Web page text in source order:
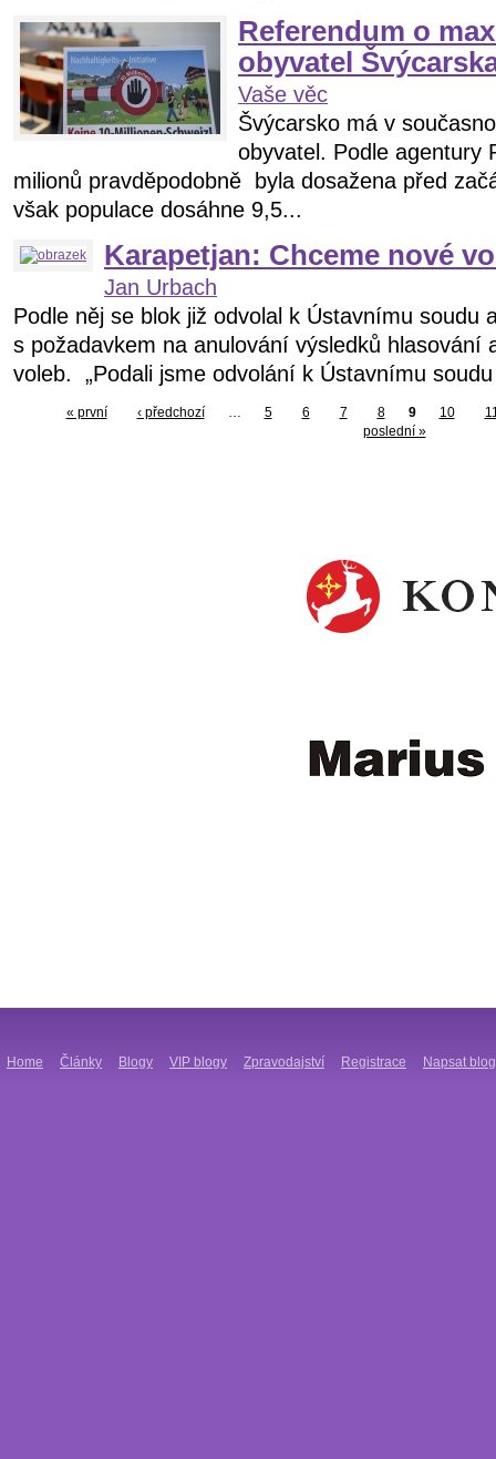
Referendum o
obyvatel
Vaše věc
Švýcarsko má v
obyvatel. Podle agentury
milionů pravděpodobně byla dosažena před
však populace dosáhne 9,5...
Karapetjan: Chceme nové
Jan Urbach
Podle něj se blok již odvolal k Ústavnímu soudu
s požadavkem na anulování výsledků hlasování
voleb. „Podali jsme odvolání k Ústavnímu
« první ‹ předchozí … 5 6 7 8 9 10
poslední »
Home Články Blogy VIP blogy Zpravodajství Registrace Napsat blog